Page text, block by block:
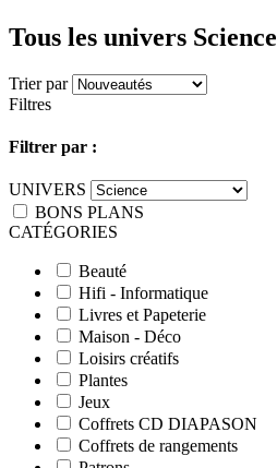
Tous les univers Science
Trier par
Filtres
Filtrer par :
UNIVERS
BONS PLANS
CATÉGORIES
Beauté
Hifi - Informatique
Livres et Papeterie
Maison - Déco
Loisirs créatifs
Plantes
Jeux
Coffrets CD DIAPASON
Coffrets de rangements